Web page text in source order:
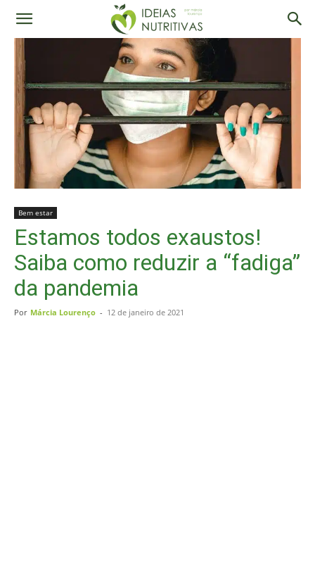
Bem estar
Estamos todos exaustos!
Saiba como reduzir a “fadiga”
da pandemia
Por Márcia Lourenço - 12 de janeiro de 2021